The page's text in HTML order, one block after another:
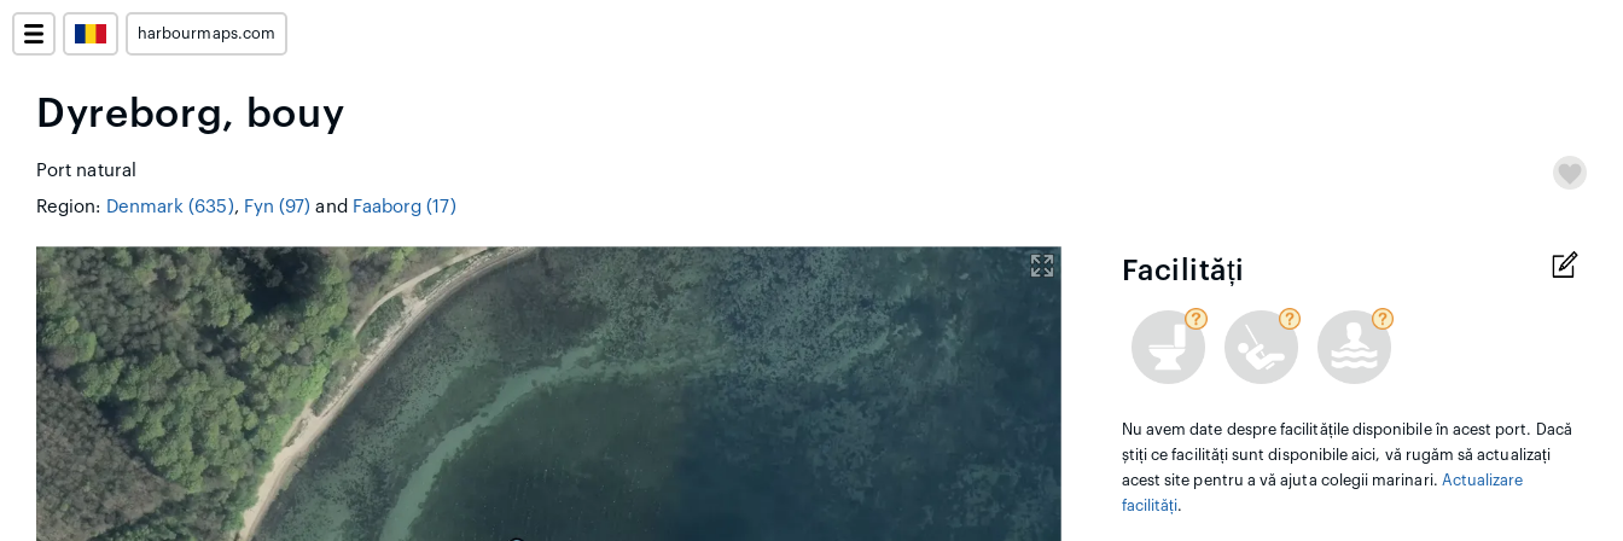
harbourmaps.com
Dyreborg, bouy
Port natural
Region: Denmark (635), Fyn (97) and Faaborg (17)
Facilități
Nu avem date despre facilitățile disponibile în acest port. Dacă
știți ce facilități sunt disponibile aici, vă rugăm să actualizați
acest site pentru a vă ajuta colegii marinari. Actualizare
facilități.